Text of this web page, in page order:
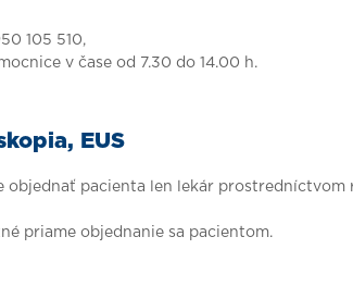
105 510,
v čase od 7.30 do 14.00 h.
EUS
objednať pacienta len lekár prostredníctvom
priame objednanie sa pacientom.